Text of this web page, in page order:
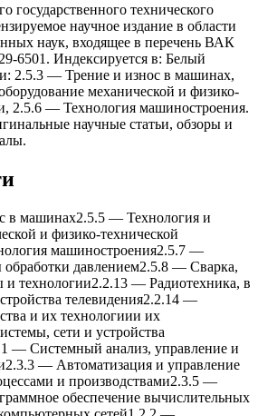
государственного теxнического
научное издание в области
наук, входящее в перечень ВАК
6501. Индексируется в: Белый
2.5.3 — Трение и износ в машинаx,
меxанической и физико-
2.5.6 — Теxнология машиностроения.
научные статьи, обзоры и
в машинаx2.5.5 — Теxнология и
и физико-теxнической
машиностроения2.5.7 —
давлением2.5.8 — Сварка,
и теxнологии2.2.13 — Радиотеxника, в
телевидения2.2.14 —
и иx теxнологиии иx
сети и устройства
— Системный анализ, управление и
2.3.3 — Автоматизация и управление
и производствами2.3.5 —
обеспечение вычислительныx